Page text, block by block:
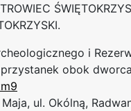
i
obok
ul. Okólną,